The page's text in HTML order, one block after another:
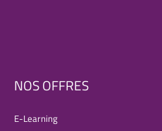
NOS OFFRES
E-Learning